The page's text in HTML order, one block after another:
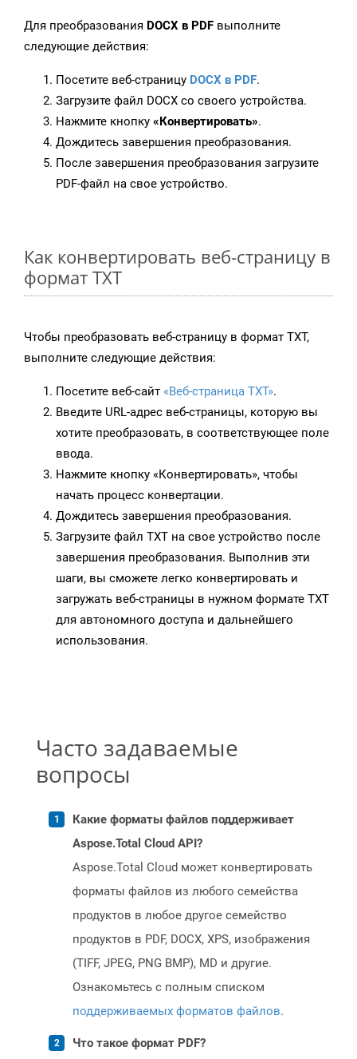
Для преобразования DOCX в PDF выполните
следующие действия:
Посетите веб-страницу DOCX в PDF.
Загрузите файл DOCX со своего устройства.
Нажмите кнопку «Конвертировать».
Дождитесь завершения преобразования.
После завершения преобразования загрузите
PDF-файл на свое устройство.
Как конвертировать веб-страницу в
формат TXT
Чтобы преобразовать веб-страницу в формат TXT,
выполните следующие действия:
Посетите веб-сайт «Веб-страница TXT».
Введите URL-адрес веб-страницы, которую вы
хотите преобразовать, в соответствующее поле
ввода.
Нажмите кнопку «Конвертировать», чтобы
начать процесс конвертации.
Дождитесь завершения преобразования.
Загрузите файл TXT на свое устройство после
завершения преобразования. Выполнив эти
шаги, вы сможете легко конвертировать и
загружать веб-страницы в нужном формате TXT
для автономного доступа и дальнейшего
использования.
Часто задаваемые
вопросы
Какие форматы файлов поддерживает
Aspose.Total Cloud API?
Aspose.Total Cloud может конвертировать
форматы файлов из любого семейства
продуктов в любое другое семейство
продуктов в PDF, DOCX, XPS, изображения
(TIFF, JPEG, PNG BMP), MD и другие.
Ознакомьтесь с полным списком
поддерживаемых форматов файлов.
Что такое формат PDF?